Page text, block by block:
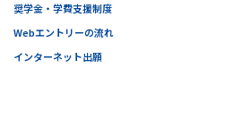
奨学金・学費支援制度
Webエントリーの流れ
インターネット出願